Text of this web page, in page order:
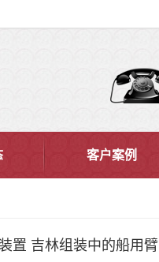
客户案例
置 吉林组装中的船用臂